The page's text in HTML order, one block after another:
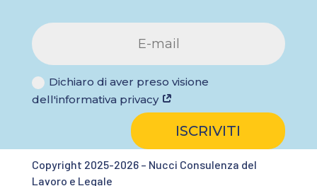
Dichiaro di aver preso visione
dell'informativa privacy
ISCRIVITI
Copyright 2025-2026 – Nucci Consulenza del
Lavoro e Legale